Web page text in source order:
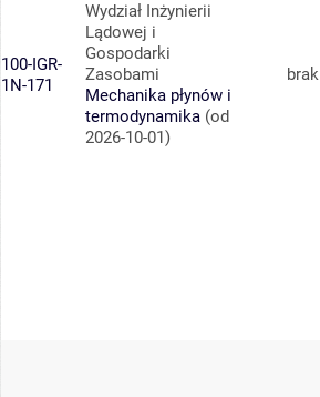
100-IGR-
1N-171
Wydział Inżynierii
Lądowej i
Gospodarki
Zasobami
Mechanika płynów i
termodynamika (od
2026-10-01)
brak